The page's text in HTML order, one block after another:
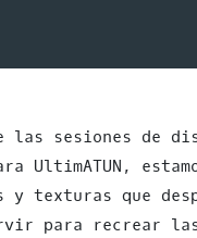
las sesiones de
UltimATUN,
y texturas que
para recrear las